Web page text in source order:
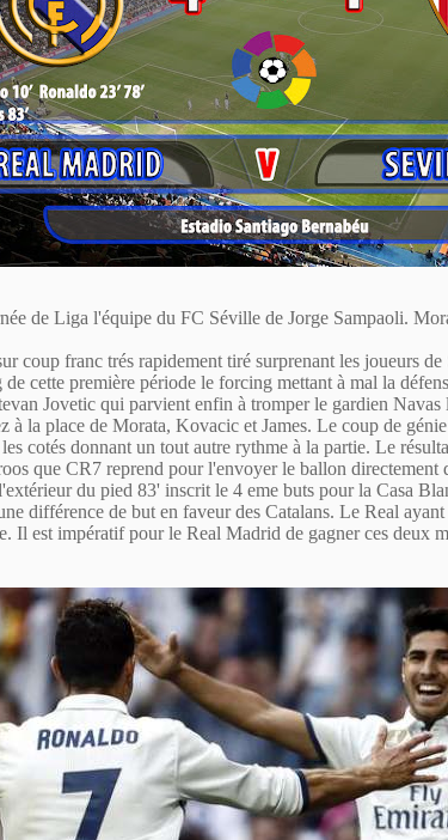
de Liga l'équipe du FC Séville de Jorge Sampaoli.
coup franc trés rapidement tiré surprenant les joueurs
cette première période le forcing mettant à mal la
Jovetic qui parvient enfin à tromper le gardien
la place de Morata, Kovacic et James. Le coup de
cotés donnant un tout autre rythme à la partie. Le
que CR7 reprend pour l'envoyer le ballon directement
du pied 83' inscrit le 4 eme buts pour la Casa
différence de but en faveur des Catalans. Le Real
Il est impératif pour le Real Madrid de gagner ces deux